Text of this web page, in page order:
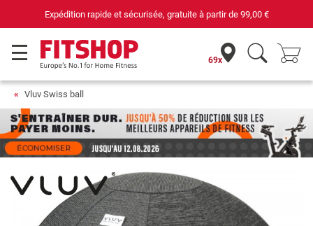
Expédition rapide et sécurisée, gratuite à partir de 99,00 €
69x
Vluv Swiss ball